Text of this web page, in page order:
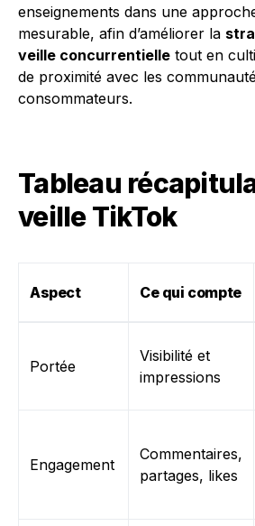
enseignements dans une
mesurable, afin d’améliorer la
veille concurrentielle tout en
de proximité avec les
consommateurs.
Tableau
veille TikTok
Aspect Ce qui compte
Portée
Visibilité et
impressions
Engagement
Commentaires,
partages, likes